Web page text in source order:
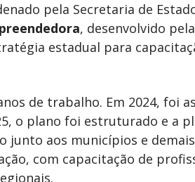
pela Secretaria de
, desenvolvido
estadual para
de trabalho. Em 2024, foi
o plano foi estruturado e a
junto aos municípios e
com capacitação de